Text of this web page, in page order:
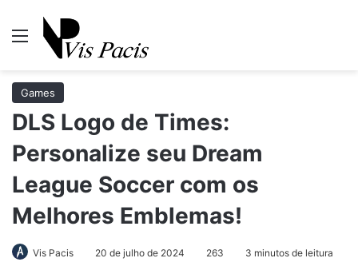
Menu
Games
DLS Logo de Times:
Personalize seu Dream
League Soccer com os
Melhores Emblemas!
Vis Pacis 20 de julho de 2024 263 3 minutos de leitura